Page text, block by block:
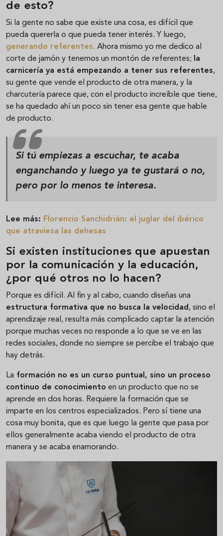
de esto?
Si la gente no sabe que existe una cosa, es difícil que
pueda quererla o que pueda tener interés. Y luego,
generando referentes. Ahora mismo yo me dedico al
corte de jamón y tenemos un montón de referentes; la
carnicería ya está empezando a tener sus referentes,
su gente que vende el producto de otra manera, y la
charcutería parece que, con el producto increíble que tiene,
se ha quedado ahí un poco sin tener esa gente que hable
de producto.
Si tú empiezas a escuchar, te acaba
enganchando y luego ya te gustará o no,
pero por lo menos te interesa.
Lee más: Florencio Sanchidrián: el juglar del ibérico
que atraviesa las dehesas
Si existen instituciones que apuestan
por la comunicación y la educación,
¿por qué otros no lo hacen?
Porque es difícil. Al fin y al cabo, cuando diseñas una
estructura formativa que no busca la velocidad, sino el
aprendizaje real, resulta más complicado captar la atención
porque muchas veces no responde a lo que se ve en las
redes sociales, donde no siempre se percibe el trabajo que
hay detrás.
La formación no es un curso puntual, sino un proceso
continuo de conocimiento en un producto que no se
aprende en dos horas. Requiere la formación que se
imparte en los centros especializados. Pero sí tiene una
cosa muy bonita, que es que luego la gente que pasa por
ellos generalmente acaba viendo el producto de otra
manera y se acaba enamorando.